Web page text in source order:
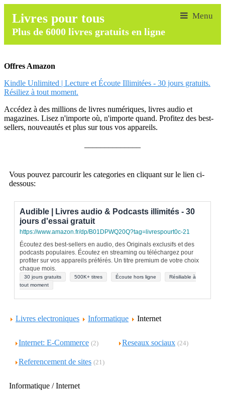
Livres pour tous
Plus de 6000 livres gratuits en ligne
Offres Amazon
Kindle Unlimited | Lecture et Écoute Illimitées - 30 jours gratuits.
Résiliez à tout moment.
Accédez à des millions de livres numériques, livres audio et
magazines. Lisez n'importe où, n'importe quand. Profitez des best-
sellers, nouveautés et plus sur tous vos appareils.
Vous pouvez parcourir les categories en cliquant sur le lien ci-
dessous:
Audible | Livres audio & Podcasts illimités - 30
jours d'essai gratuit
https://www.amazon.fr/dp/B01DPWQ20Q?tag=livrespourt0c-21
Écoutez des best-sellers en audio, des Originals exclusifs et des
podcasts populaires. Écoutez en streaming ou téléchargez pour
profiter sur vos appareils préférés. Un titre premium de votre choix
chaque mois.
30 jours gratuits 500K+ titres Écoute hors ligne
Résiliable à
tout moment
Livres electroniques Informatique Internet
Internet: E-Commerce (2) Reseaux sociaux (24)
Referencement de sites (21)
Informatique / Internet